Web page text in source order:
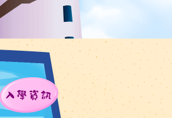
入學資訊